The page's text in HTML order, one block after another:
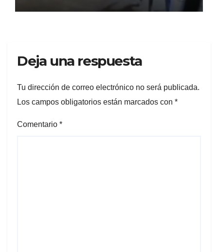
Deja una respuesta
Tu dirección de correo electrónico no será publicada.
Los campos obligatorios están marcados con *
Comentario *